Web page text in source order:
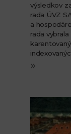
výsledkov
rada ÚVZ
a
rada
»